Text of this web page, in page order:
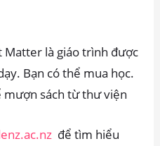
Matter là giáo trình được
Bạn có thể mua học.
mượn sách từ thư viện
để tìm hiểu